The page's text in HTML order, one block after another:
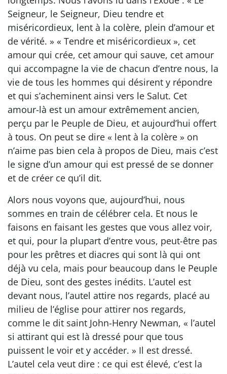
Seigneur, le Seigneur, Dieu tendre et
miséricordieux, lent à la colère, plein d’amour et
de vérité. » « Tendre et miséricordieux », cet
amour qui crée, cet amour qui sauve, cet amour
qui accompagne la vie de chacun d’entre nous, la
vie de tous les hommes qui désirent y répondre
et qui s’acheminent ainsi vers le Salut. Cet
amour-là est un amour extrêmement ancien,
perçu par le Peuple de Dieu, et aujourd’hui offert
à tous. On peut se dire « lent à la colère » on
n’aime pas bien cela à propos de Dieu, mais c’est
le signe d’un amour qui est pressé de se donner
et de créer ce qu’il dit.
Alors nous voyons que, aujourd’hui, nous
sommes en train de célébrer cela. Et nous le
faisons en faisant les gestes que vous allez voir,
et qui, pour la plupart d’entre vous, peut-être pas
pour les prêtres et diacres qui sont là qui ont
déjà vu cela, mais pour beaucoup dans le Peuple
de Dieu, sont des gestes inédits. L’autel est
devant nous, l’autel attire nos regards, placé au
milieu de l’église pour attirer nos regards,
comme le dit saint John-Henry Newman, « l’autel
si attirant qui est là dressé pour que tous
puissent le voir et y accéder. » Il est dressé.
L’autel cela veut dire : ce qui est élevé, c’est la